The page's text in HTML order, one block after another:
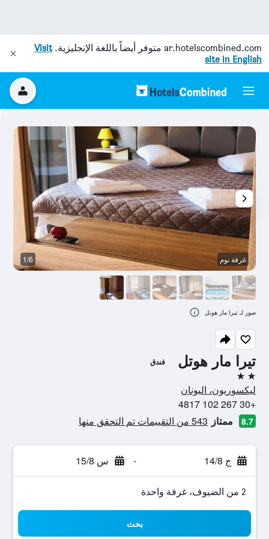
ar.hotelscombined.com متوفر أيضاً باللغة الإنجليزية.Visit
site in English
تيرا مار هوتل فندق
2 نجمتين
ليكسوريون، اليونان
+30 267 102 4817
8.7 ممتاز 543 من التقييمات تم التحقق منها
ج 14/8 - س 15/8
2 من الضيوف، غرفة واحدة
بحث
غرفة نوم 1/6
صور لـ تيرا مار هوتل